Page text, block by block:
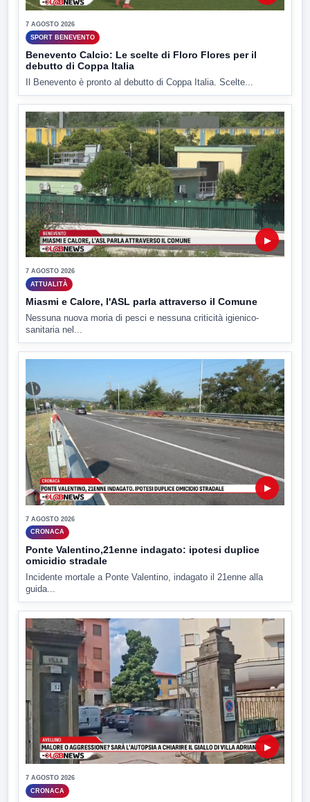
7 AGOSTO 2026
SPORT BENEVENTO
Benevento Calcio: Le scelte di Floro Flores per il
debutto di Coppa Italia
Il Benevento è pronto al debutto di Coppa Italia. Scelte...
▶
7 AGOSTO 2026
ATTUALITÀ
Miasmi e Calore, l'ASL parla attraverso il Comune
Nessuna nuova moria di pesci e nessuna criticità igienico-
sanitaria nel...
▶
7 AGOSTO 2026
CRONACA
Ponte Valentino,21enne indagato: ipotesi duplice
omicidio stradale
Incidente mortale a Ponte Valentino, indagato il 21enne alla
guida...
▶
7 AGOSTO 2026
CRONACA